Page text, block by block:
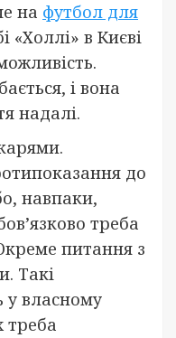
на футбол для
«Холлі» в Києві
і вона
надалі.
до
навпаки,
треба
питання з
Такі
у власному
треба